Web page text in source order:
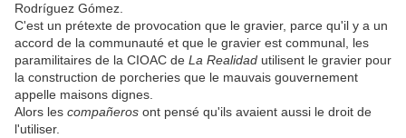
Rodríguez Gómez.
C'est un prétexte de provocation que le gravier, parce qu'il y a un
accord de la communauté et que le gravier est communal, les
paramilitaires de la CIOAC de La Realidad utilisent le gravier pour
la construction de porcheries que le mauvais gouvernement
appelle maisons dignes.
Alors les compañeros ont pensé qu'ils avaient aussi le droit de
l'utiliser.